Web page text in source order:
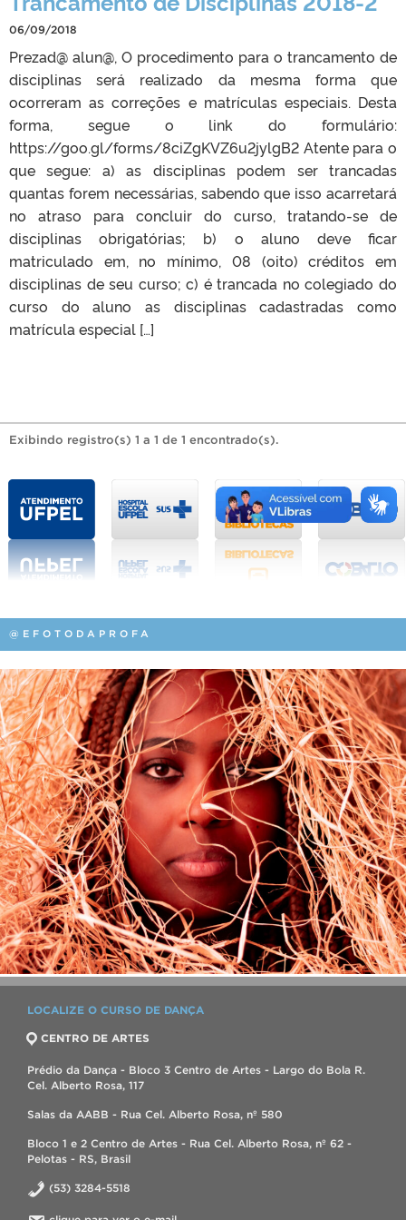
06/09/2018
Prezad@ alun@, O procedimento para o trancamento de
disciplinas será realizado da mesma forma que
ocorreram as correções e matrículas especiais. Desta
forma, segue o link do formulário:
https://goo.gl/forms/8ciZgKVZ6u2jylgB2 Atente para o
que segue: a) as disciplinas podem ser trancadas
quantas forem necessárias, sabendo que isso acarretará
no atraso para concluir do curso, tratando-se de
disciplinas obrigatórias; b) o aluno deve ficar
matriculado em, no mínimo, 08 (oito) créditos em
disciplinas de seu curso; c) é trancada no colegiado do
curso do aluno as disciplinas cadastradas como
matrícula especial […]
Exibindo registro(s) 1 a 1 de 1 encontrado(s).
@EFOTODAPROFA
LOCALIZE O CURSO DE DANÇA
CENTRO DE ARTES
Prédio da Dança - Bloco 3 Centro de Artes - Largo do Bola R.
Cel. Alberto Rosa, 117
Salas da AABB - Rua Cel. Alberto Rosa, nº 580
Bloco 1 e 2 Centro de Artes - Rua Cel. Alberto Rosa, nº 62 -
Pelotas - RS, Brasil
(53) 3284-5518